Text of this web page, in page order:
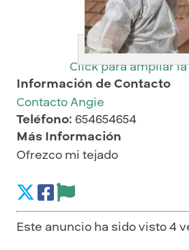
Click para ampliar
Información de Contacto
Contacto Angie
Teléfono: 654654654
Más Información
Ofrezco mi tejado
Este anuncio ha sido visto 4